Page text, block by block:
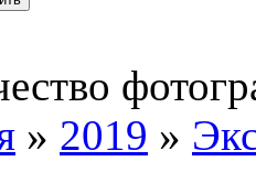
» 2019 »